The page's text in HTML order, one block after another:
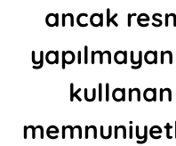
ancak